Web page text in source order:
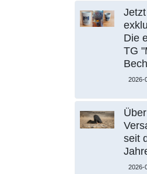
Die
TG
2026-
seit
2026-